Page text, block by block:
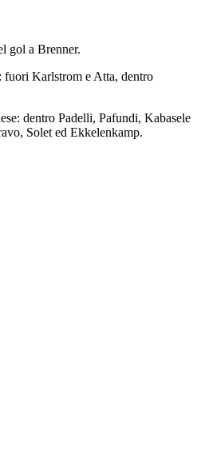
gol a Brenner.
Karlstrom e Atta, dentro
dentro Padelli, Pafundi, Kabasele
Solet ed Ekkelenkamp.